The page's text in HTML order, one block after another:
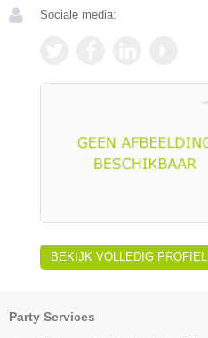
Sociale media:
BEKIJK VOLLEDIG PROFIEL
Party Services